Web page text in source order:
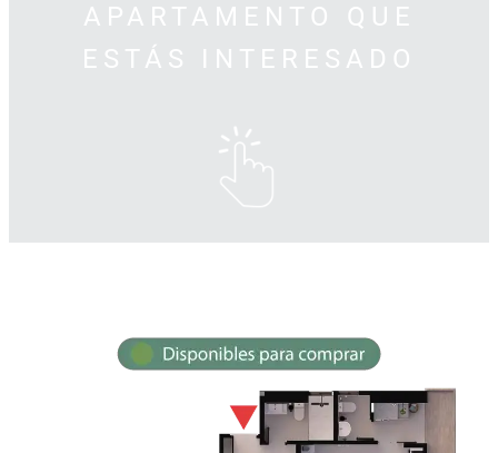
APARTAMENTO QUE
ESTÁS INTERESADO